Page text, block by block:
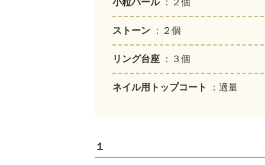
ストーン ：２個
リング台座 ：３個
ネイル用トップコート ：適量
１